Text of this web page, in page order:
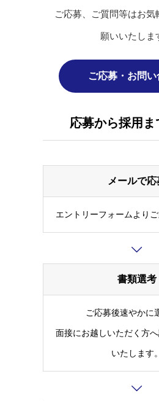
ご応募、ご質問等はお気
願いいたしま
ご応募・お問
応募から採用ま
メールで応
エントリーフォームよりご
書類選考
ご応募後速やかに
面接にお越しいただく方
いたします。